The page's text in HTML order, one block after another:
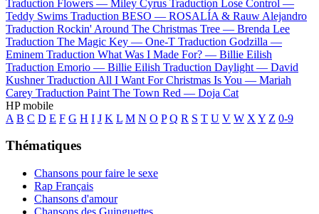
Traduction Flowers — Miley Cyrus Traduction Lose Control —
Teddy Swims Traduction BESO — ROSALÍA & Rauw Alejandro
Traduction Rockin' Around The Christmas Tree — Brenda Lee
Traduction The Magic Key — One-T Traduction Godzilla —
Eminem Traduction What Was I Made For? — Billie Eilish
Traduction Emorio — Billie Eilish Traduction Daylight — David
Kushner Traduction All I Want For Christmas Is You — Mariah
Carey Traduction Paint The Town Red — Doja Cat
HP mobile
A B C D E F G H I J K L M N O P Q R S T U V W X Y Z 0-9
Thématiques
Chansons pour faire le sexe
Rap Français
Chansons d'amour
Chansons des Guinguettes